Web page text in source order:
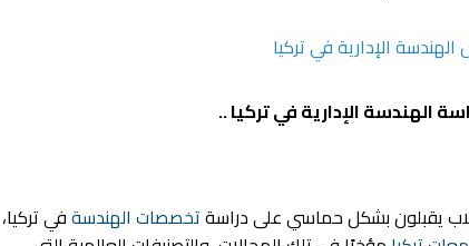
الإدارية في تركيا
الهندسة الإدارية في تركيا ..
يقبلون بشكل حماسي على دراسةتخصصات الهندسةفي تركيا،